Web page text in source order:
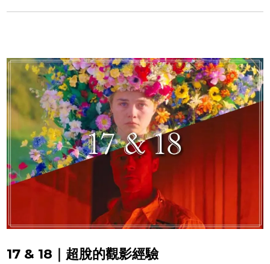
17 & 18｜超脫的觀影經驗